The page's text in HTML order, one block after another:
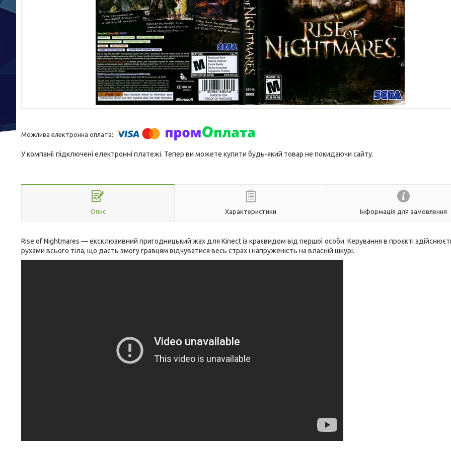
У компанії підключені електронні платежі. Тепер ви можете купити будь-який товар не покидаючи сайту.
Опис Характеристики Інформація для замовлення
Rise of Nightmares — ексклюзивний пригодницький жах для Kinect із краєвидом від першої особи. Керування в проєкті
рухами всього тіла, що дасть змогу гравцям відчуватися весь страх і напруженість на власній шкурі.